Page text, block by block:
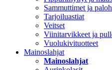
Sammuttimet ja
Tarjoiluastiat
Veitset
Viinitarvikkeet ja
Vuolukivituotteet
Mainoslahjat
Mainoslahjat